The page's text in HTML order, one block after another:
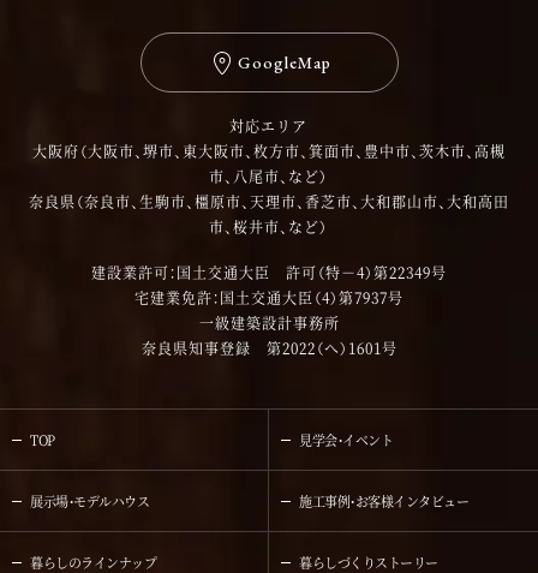
GoogleMap
対応エリア
大阪府（大阪市、堺市、東大阪市、枚方市、箕面市、豊中市、茨木市、高槻
市、八尾市、など）
奈良県（奈良市、生駒市、橿原市、天理市、香芝市、大和郡山市、大和高田
市、桜井市、など）
建設業許可：国土交通大臣 許可（特－4）第22349号
宅建業免許：国土交通大臣（4）第7937号
一級建築設計事務所
奈良県知事登録 第2022（へ）1601号
TOP 見学会・イベント
展示場・モデルハウス 施工事例・お客様インタビュー
暮らしのラインナップ 暮らしづくりストーリー